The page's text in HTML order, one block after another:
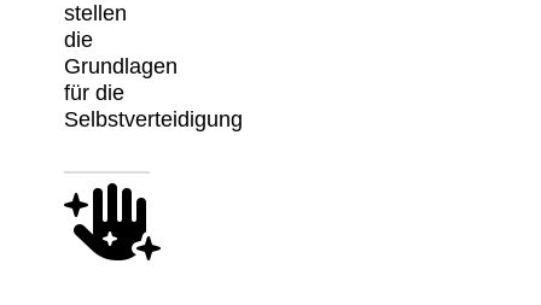
stellen
die
Grundlagen
für die
Selbstverteidigung